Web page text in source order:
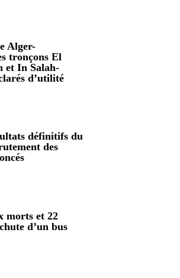
Alger-
tronçons El
et In Salah-
d’utilité
définitifs du
des
morts et 22
d’un bus